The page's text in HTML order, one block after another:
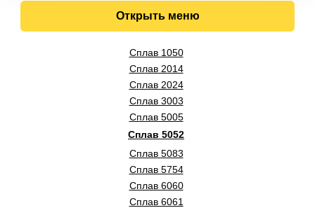
Открыть меню
Сплав 1050
Сплав 2014
Сплав 2024
Сплав 3003
Сплав 5005
Сплав 5052
Сплав 5083
Сплав 5754
Сплав 6060
Сплав 6061